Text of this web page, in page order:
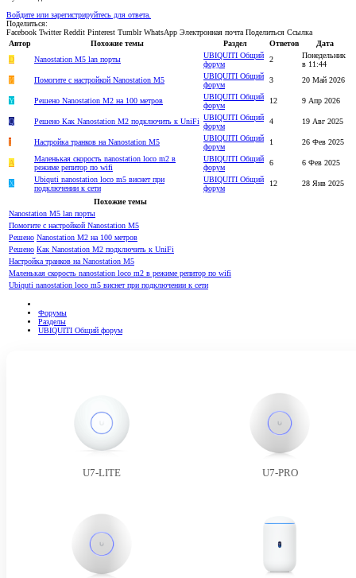
Войдите или зарегистрируйтесь для ответа.
Поделиться:
Facebook Twitter Reddit Pinterest Tumblr WhatsApp Электронная почта Поделиться Ссылка
Автор
Похожие темы Раздел Ответов
Дата
D
Nanostation M5 lan порты
UBIQUITI Общий
форум
2
Понедельник
в 11:44
И
Помогите с настройкой Nanostation M5
UBIQUITI Общий
форум
3 20 Май 2026
Y Решено Nanostation M2 на 100 метров
UBIQUITI Общий
форум
12 9 Апр 2026
Q Решено Как Nanostation M2 подключить к UniFi UBIQUITI Общий
форум
4 19 Авг 2025
I Настройка транков на Nanostation M5
UBIQUITI Общий
форум
1 26 Фев 2025
A
Маленькая скорость nanostation loco m2 в
режиме репитор по wifi
UBIQUITI Общий
форум
6 6 Фев 2025
Х
Ubiquti nanostation loco m5 виснет при
подключении к сети
UBIQUITI Общий
форум
12 28 Янв 2025
Похожие темы
Nanostation M5 lan порты
Помогите с настройкой Nanostation M5
Решено Nanostation M2 на 100 метров
Решено Как Nanostation M2 подключить к UniFi
Настройка транков на Nanostation M5
Маленькая скорость nanostation loco m2 в режиме репитор по wifi
Ubiquti nanostation loco m5 виснет при подключении к сети
Форумы
Разделы
UBIQUITI Общий форум
U7-LITE U7-PRO